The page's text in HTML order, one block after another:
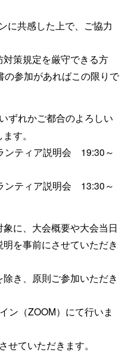
に共感した上で、ご協力
対策規定を厳守できる方
の参加があればこの限りで
ずれかご都合のよろしい
す。
ティア説明会 19:30～
ティア説明会 13:30～
に、大会概要や大会当日
を事前にさせていただき
き、原則ご参加いただき
ン（ZOOM）にて行いま
せていただきます。